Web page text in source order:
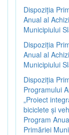
Dispoziția
Anual al
Municipiului
Dispoziția
Anual al
Municipiului
Dispoziția
Programului
„Proiect
biciclete și
Program
Primăriei